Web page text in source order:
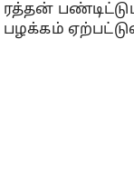
ரத்தன்
பழக்கம்